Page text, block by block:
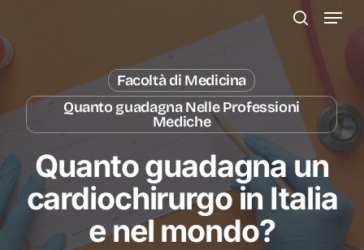
Menu
Facoltà di Medicina
Quanto guadagna Nelle Professioni
Mediche
Quanto guadagna un
cardiochirurgo in Italia
e nel mondo?